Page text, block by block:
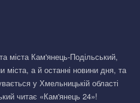
міста Кам'янець-Подільський,
а й останні новини дня, та
у Хмельницькій області
читає «Кам'янець 24»!